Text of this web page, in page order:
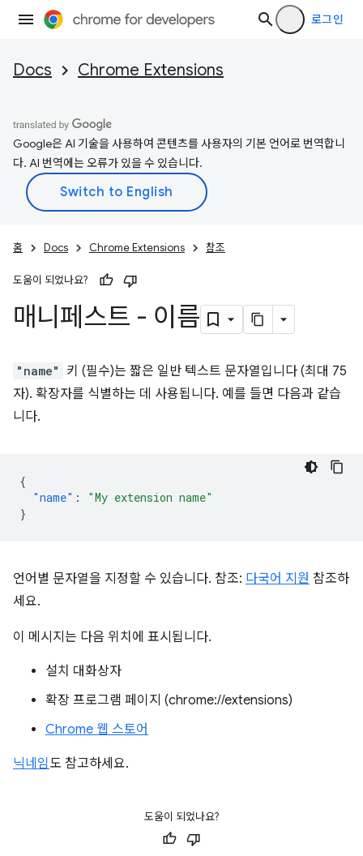
로그인
Docs Chrome Extensions
Google은 AI 기술을 사용하여 콘텐츠를 사용자의 기본 언어로 번역합니
다. AI 번역에는 오류가 있을 수 있습니다.
홈 Docs Chrome Extensions 참조
도움이 되었나요?
매니페스트 - 이름
"name"
키 (필수)는 짧은 일반 텍스트 문자열입니다 (최대 75
자). 확장자를 식별하는 데 사용됩니다. 예를 들면 다음과 같습
니다.
{
"name" :
"My extension name"
}
언어별 문자열을 지정할 수 있습니다. 참조: 다국어 지원 참조하
세요.
이 메시지는 다음 위치에 표시됩니다.
설치 대화상자
확장 프로그램 페이지 (chrome://extensions)
Chrome 웹 스토어
닉네임도 참고하세요.
도움이 되었나요?